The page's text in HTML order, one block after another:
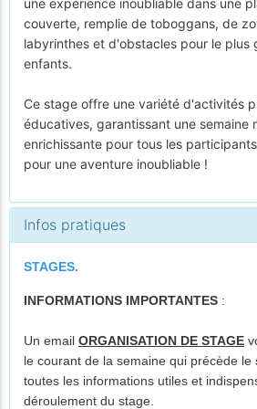
une expérience inoubliable dans une
couverte, remplie de toboggans, de
labyrinthes et d'obstacles pour le plus
enfants.
Ce stage offre une variété d'activités
éducatives, garantissant une semaine
enrichissante pour tous les
pour une aventure inoubliable !
Infos pratiques
STAGES.
INFORMATIONS IMPORTANTES :
Un email ORGANISATION DE STAGE
le courant de la semaine qui précède le
toutes les informations utiles et
déroulement du stage.